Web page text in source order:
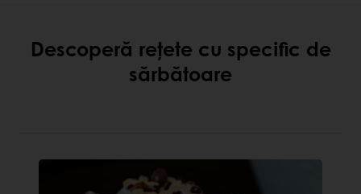
Descoperă rețete cu specific de
sărbătoare